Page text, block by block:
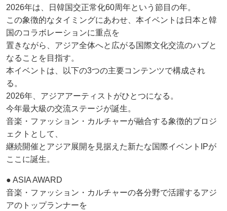
2026年は、日韓国交正常化60周年という節目の年。
この象徴的なタイミングにあわせ、本イベントは日本と韓
国のコラボレーションに重点を
置きながら、アジア全体へと広がる国際文化交流のハブと
なることを目指す。
本イベントは、以下の3つの主要コンテンツで構成され
る。
2026年、アジアアーティストがひとつになる。
今年最大級の交流ステージが誕生。
音楽・ファッション・カルチャーが融合する象徴的プロジ
ェクトとして、
継続開催とアジア展開を見据えた新たな国際イベントIPが
ここに誕生。
● ASIA AWARD
音楽・ファッション・カルチャーの各分野で活躍するアジ
アのトップランナーを